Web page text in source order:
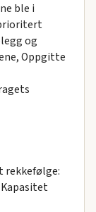
ble i
og
Oppgitte